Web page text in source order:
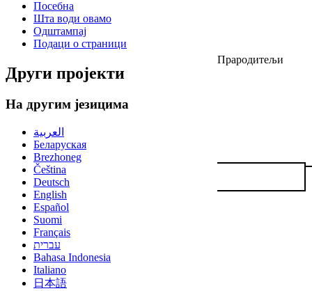
Прародитељи
Посебна
Шта води овамо
Одштампај
Подаци о страници
Други пројекти
На другим језицима
العربية
Беларуская
Brezhoneg
Čeština
Deutsch
English
Español
Suomi
Français
עברית
Bahasa Indonesia
Italiano
日本語